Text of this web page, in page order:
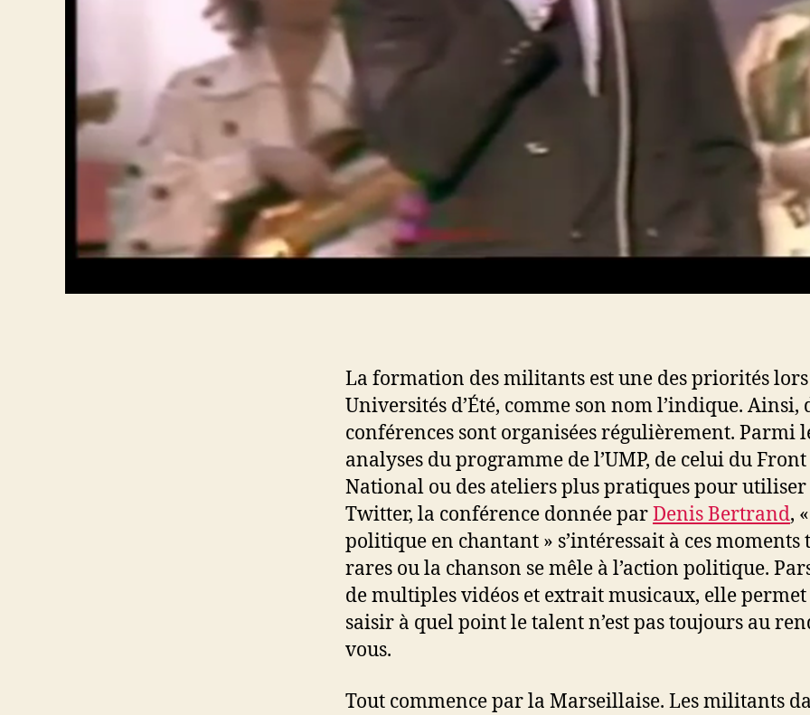
La formation des militants est une des priorités lors
Universités d’Été, comme son nom l’indique. Ainsi,
conférences sont organisées régulièrement. Parmi
analyses du programme de l’UMP, de celui du Front
National ou des ateliers plus pratiques pour utiliser
Twitter, la conférence donnée parDenis Bertrand,
politique en chantant » s’intéressait à ces moments
rares ou la chanson se mêle à l’action politique.
de multiples vidéos et extrait musicaux, elle permet
saisir à quel point le talent n’est pas toujours au
vous.
Tout commence par la Marseillaise. Les militants